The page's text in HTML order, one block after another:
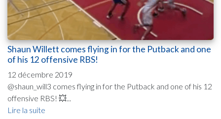
Shaun Willett comes flying in for the Putback and one
of his 12 offensive RBS!
12 décembre 2019
@shaun_will3 comes flying in for the Putback and one of his 12
offensive RBS! 💥...
Lire la suite